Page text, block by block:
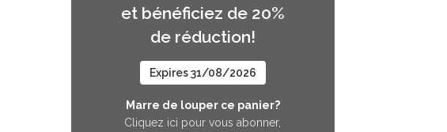
et bénéficiez de 20%
de réduction!
Expires 31/08/2026
Marre de louper ce panier?
Cliquez ici pour vous abonner,